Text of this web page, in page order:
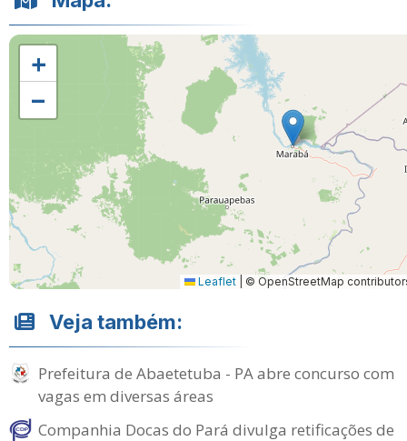
+
−
Leaflet © OpenStreetMap
Veja também:
Prefeitura de Abaetetuba - PA abre concurso com
vagas em diversas áreas
Companhia Docas do Pará divulga retificações de